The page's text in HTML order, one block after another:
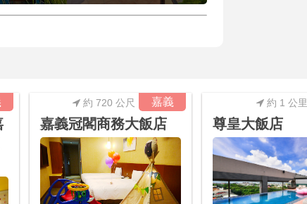
嘉義
約 720 公尺
嘉義冠閣商務大飯店
約 1 公里
尊皇大飯店